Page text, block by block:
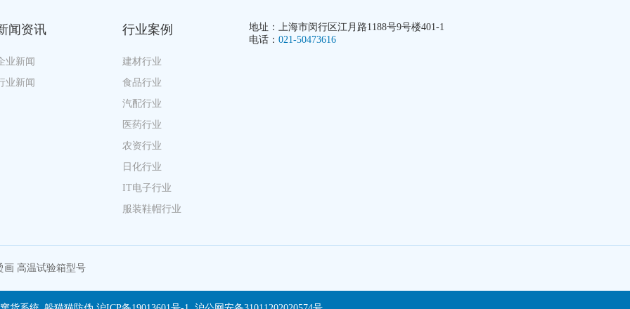
闻资讯
业新闻
业新闻
行业案例
建材行业
食品行业
汽配行业
医药行业
农资行业
日化行业
IT电子行业
服装鞋帽行业
地址：上海市闵行区江月路1188号9号楼401-1
电话： 021-50473616
画 高温试验箱型号